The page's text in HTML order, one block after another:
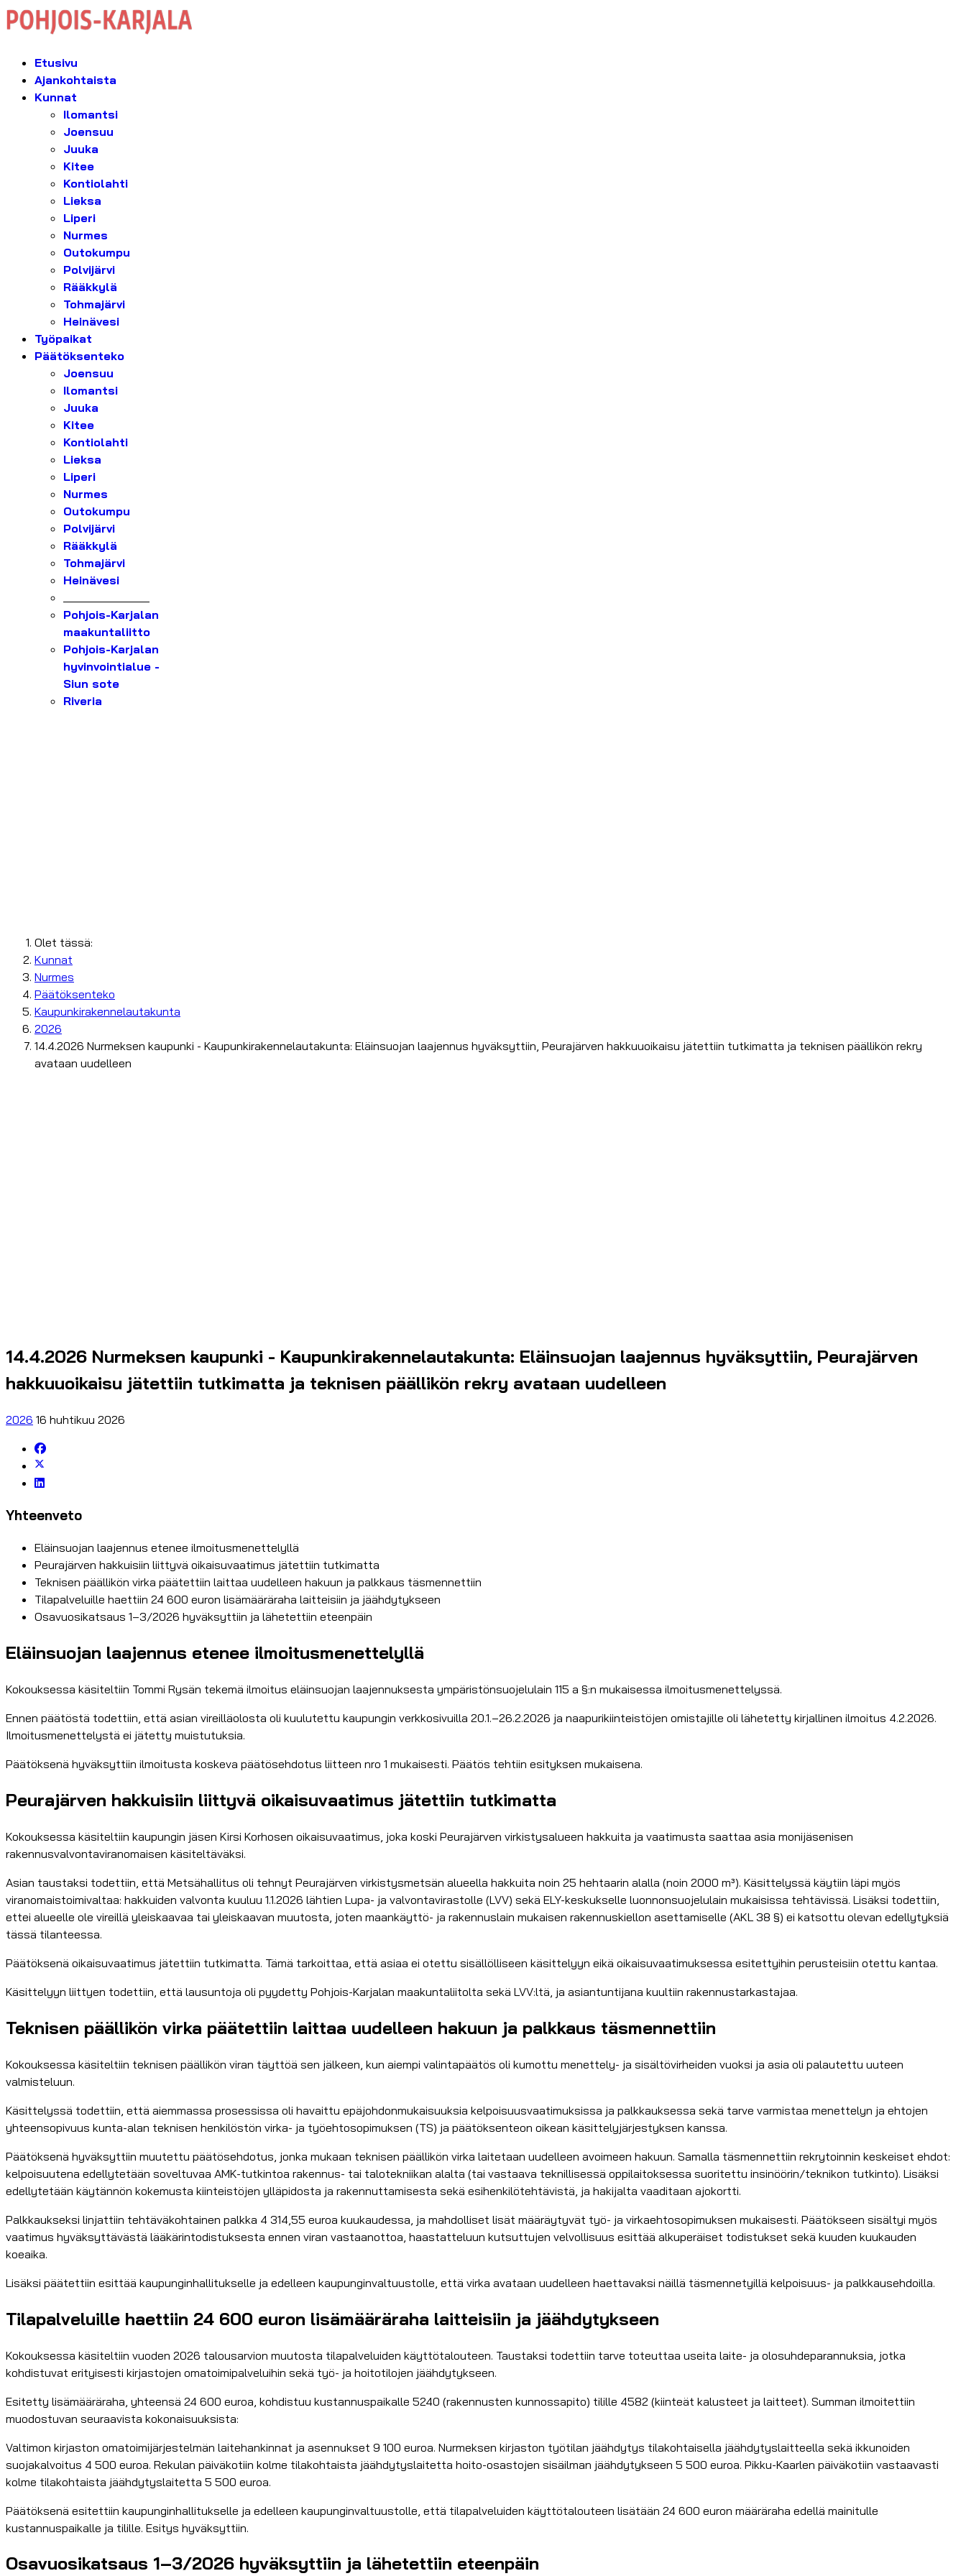
Etusivu
Ajankohtaista
Kunnat
Ilomantsi
Joensuu
Juuka
Kitee
Kontiolahti
Lieksa
Liperi
Nurmes
Outokumpu
Polvijärvi
Rääkkylä
Tohmajärvi
Heinävesi
Työpaikat
Päätöksenteko
Joensuu
Ilomantsi
Juuka
Kitee
Kontiolahti
Lieksa
Liperi
Nurmes
Outokumpu
Polvijärvi
Rääkkylä
Tohmajärvi
Heinävesi
Pohjois-Karjalan
maakuntaliitto
Pohjois-Karjalan
hyvinvointialue -
Siun sote
Riveria
Olet tässä:
Kunnat
Nurmes
Päätöksenteko
Kaupunkirakennelautakunta
2026
14.4.2026 Nurmeksen kaupunki - Kaupunkirakennelautakunta: Eläinsuojan laajennus hyväksyttiin, Peurajärven hakkuuoikaisu jätettiin tutkimatta ja teknisen päällikön rekry
avataan uudelleen
14.4.2026 Nurmeksen kaupunki - Kaupunkirakennelautakunta: Eläinsuojan laajennus hyväksyttiin, Peurajärven
hakkuuoikaisu jätettiin tutkimatta ja teknisen päällikön rekry avataan uudelleen
2026 16 huhtikuu 2026
Yhteenveto
Eläinsuojan laajennus etenee ilmoitusmenettelyllä
Peurajärven hakkuisiin liittyvä oikaisuvaatimus jätettiin tutkimatta
Teknisen päällikön virka päätettiin laittaa uudelleen hakuun ja palkkaus täsmennettiin
Tilapalveluille haettiin 24 600 euron lisämääräraha laitteisiin ja jäähdytykseen
Osavuosikatsaus 1–3/2026 hyväksyttiin ja lähetettiin eteenpäin
Eläinsuojan laajennus etenee ilmoitusmenettelyllä
Kokouksessa käsiteltiin Tommi Rysän tekemä ilmoitus eläinsuojan laajennuksesta ympäristönsuojelulain 115 a §:n mukaisessa ilmoitusmenettelyssä.
Ennen päätöstä todettiin, että asian vireilläolosta oli kuulutettu kaupungin verkkosivuilla 20.1.–26.2.2026 ja naapurikiinteistöjen omistajille oli lähetetty kirjallinen ilmoitus 4.2.2026.
Ilmoitusmenettelystä ei jätetty muistutuksia.
Päätöksenä hyväksyttiin ilmoitusta koskeva päätösehdotus liitteen nro 1 mukaisesti. Päätös tehtiin esityksen mukaisena.
Peurajärven hakkuisiin liittyvä oikaisuvaatimus jätettiin tutkimatta
Kokouksessa käsiteltiin kaupungin jäsen Kirsi Korhosen oikaisuvaatimus, joka koski Peurajärven virkistysalueen hakkuita ja vaatimusta saattaa asia monijäsenisen
rakennusvalvontaviranomaisen käsiteltäväksi.
Asian taustaksi todettiin, että Metsähallitus oli tehnyt Peurajärven virkistysmetsän alueella hakkuita noin 25 hehtaarin alalla (noin 2000 m³). Käsittelyssä käytiin läpi myös
viranomaistoimivaltaa: hakkuiden valvonta kuuluu 1.1.2026 lähtien Lupa- ja valvontavirastolle (LVV) sekä ELY-keskukselle luonnonsuojelulain mukaisissa tehtävissä. Lisäksi todettiin,
ettei alueelle ole vireillä yleiskaavaa tai yleiskaavan muutosta, joten maankäyttö- ja rakennuslain mukaisen rakennuskiellon asettamiselle (AKL 38 §) ei katsottu olevan edellytyksiä
tässä tilanteessa.
Päätöksenä oikaisuvaatimus jätettiin tutkimatta. Tämä tarkoittaa, että asiaa ei otettu sisällölliseen käsittelyyn eikä oikaisuvaatimuksessa esitettyihin perusteisiin otettu kantaa.
Käsittelyyn liittyen todettiin, että lausuntoja oli pyydetty Pohjois-Karjalan maakuntaliitolta sekä LVV:ltä, ja asiantuntijana kuultiin rakennustarkastajaa.
Teknisen päällikön virka päätettiin laittaa uudelleen hakuun ja palkkaus täsmennettiin
Kokouksessa käsiteltiin teknisen päällikön viran täyttöä sen jälkeen, kun aiempi valintapäätös oli kumottu menettely- ja sisältövirheiden vuoksi ja asia oli palautettu uuteen
valmisteluun.
Käsittelyssä todettiin, että aiemmassa prosessissa oli havaittu epäjohdonmukaisuuksia kelpoisuusvaatimuksissa ja palkkauksessa sekä tarve varmistaa menettelyn ja ehtojen
yhteensopivuus kunta-alan teknisen henkilöstön virka- ja työehtosopimuksen (TS) ja päätöksenteon oikean käsittelyjärjestyksen kanssa.
Päätöksenä hyväksyttiin muutettu päätösehdotus, jonka mukaan teknisen päällikön virka laitetaan uudelleen avoimeen hakuun. Samalla täsmennettiin rekrytoinnin keskeiset ehdot:
kelpoisuutena edellytetään soveltuvaa AMK-tutkintoa rakennus- tai talotekniikan alalta (tai vastaava teknillisessä oppilaitoksessa suoritettu insinöörin/teknikon tutkinto). Lisäksi
edellytetään käytännön kokemusta kiinteistöjen ylläpidosta ja rakennuttamisesta sekä esihenkilötehtävistä, ja hakijalta vaaditaan ajokortti.
Palkkaukseksi linjattiin tehtäväkohtainen palkka 4 314,55 euroa kuukaudessa, ja mahdolliset lisät määräytyvät työ- ja virkaehtosopimuksen mukaisesti. Päätökseen sisältyi myös
vaatimus hyväksyttävästä lääkärintodistuksesta ennen viran vastaanottoa, haastatteluun kutsuttujen velvollisuus esittää alkuperäiset todistukset sekä kuuden kuukauden
koeaika.
Lisäksi päätettiin esittää kaupunginhallitukselle ja edelleen kaupunginvaltuustolle, että virka avataan uudelleen haettavaksi näillä täsmennetyillä kelpoisuus- ja palkkausehdoilla.
Tilapalveluille haettiin 24 600 euron lisämääräraha laitteisiin ja jäähdytykseen
Kokouksessa käsiteltiin vuoden 2026 talousarvion muutosta tilapalveluiden käyttötalouteen. Taustaksi todettiin tarve toteuttaa useita laite- ja olosuhdeparannuksia, jotka
kohdistuvat erityisesti kirjastojen omatoimipalveluihin sekä työ- ja hoitotilojen jäähdytykseen.
Esitetty lisämääräraha, yhteensä 24 600 euroa, kohdistuu kustannuspaikalle 5240 (rakennusten kunnossapito) tilille 4582 (kiinteät kalusteet ja laitteet). Summan ilmoitettiin
muodostuvan seuraavista kokonaisuuksista:
Valtimon kirjaston omatoimijärjestelmän laitehankinnat ja asennukset 9 100 euroa. Nurmeksen kirjaston työtilan jäähdytys tilakohtaisella jäähdytyslaitteella sekä ikkunoiden
suojakalvoitus 4 500 euroa. Rekulan päiväkotiin kolme tilakohtaista jäähdytyslaitetta hoito-osastojen sisäilman jäähdytykseen 5 500 euroa. Pikku-Kaarlen päiväkotiin vastaavasti
kolme tilakohtaista jäähdytyslaitetta 5 500 euroa.
Päätöksenä esitettiin kaupunginhallitukselle ja edelleen kaupunginvaltuustolle, että tilapalveluiden käyttötalouteen lisätään 24 600 euron määräraha edellä mainitulle
kustannuspaikalle ja tilille. Esitys hyväksyttiin.
Osavuosikatsaus 1–3/2026 hyväksyttiin ja lähetettiin eteenpäin